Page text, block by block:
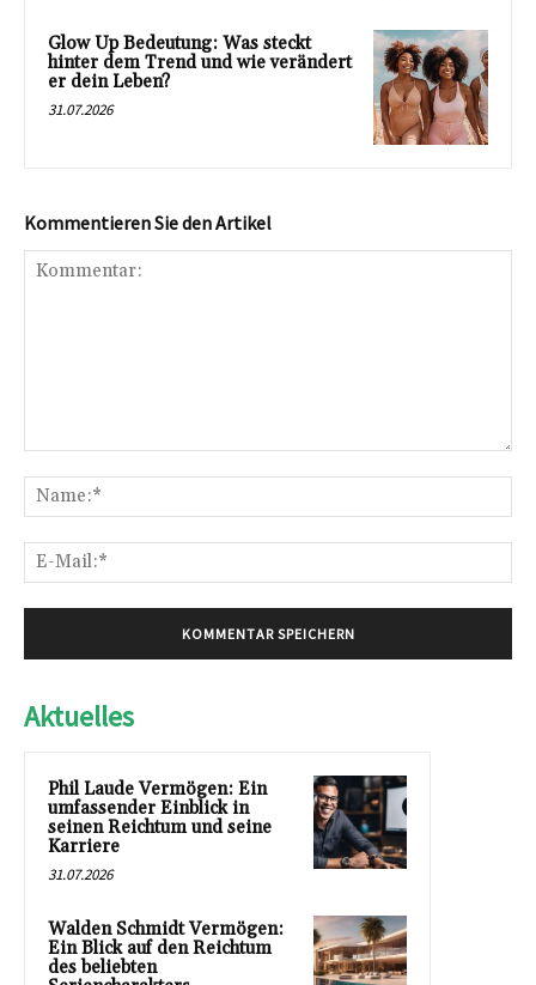
Glow Up Bedeutung: Was steckt
hinter dem Trend und wie verändert
er dein Leben?
31.07.2026
Kommentieren Sie den Artikel
Aktuelles
Phil Laude Vermögen: Ein
umfassender Einblick in
seinen Reichtum und seine
Karriere
31.07.2026
Walden Schmidt Vermögen:
Ein Blick auf den Reichtum
des beliebten